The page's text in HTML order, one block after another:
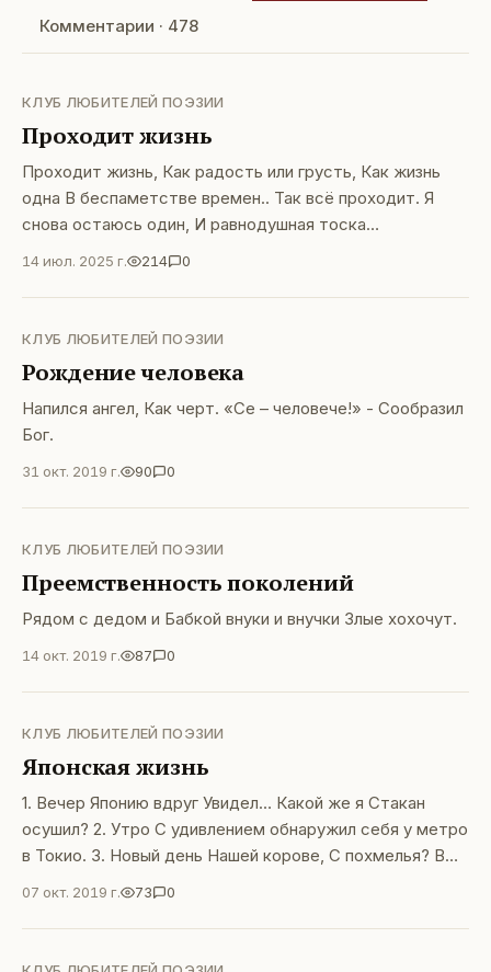
Комментарии · 478
КЛУБ ЛЮБИТЕЛЕЙ ПОЭЗИИ
Проходит жизнь
Проходит жизнь, Как радость или грусть, Как жизнь
одна В беспаметстве времен.. Так всё проходит. Я
снова остаюсь один, И равнодушная тоска
Переполняет смрадом сердце.
14 июл. 2025 г. 214 0
КЛУБ ЛЮБИТЕЛЕЙ ПОЭЗИИ
Рождение человека
Напился ангел, Как черт. «Се – человече!» - Сообразил
Бог.
31 окт. 2019 г. 90 0
КЛУБ ЛЮБИТЕЛЕЙ ПОЭЗИИ
Преемственность поколений
Рядом с дедом и Бабкой внуки и внучки Злые хохочут.
14 окт. 2019 г. 87 0
КЛУБ ЛЮБИТЕЛЕЙ ПОЭЗИИ
Японская жизнь
1. Вечер Японию вдруг Увидел… Какой же я Стакан
осушил? 2. Утро С удивлением обнаружил себя у метро
в Токио. 3. Новый день Нашей корове, С похмелья? В
Японию? Как — два пальца!.. &lt;/span
07 окт. 2019 г. 73 0